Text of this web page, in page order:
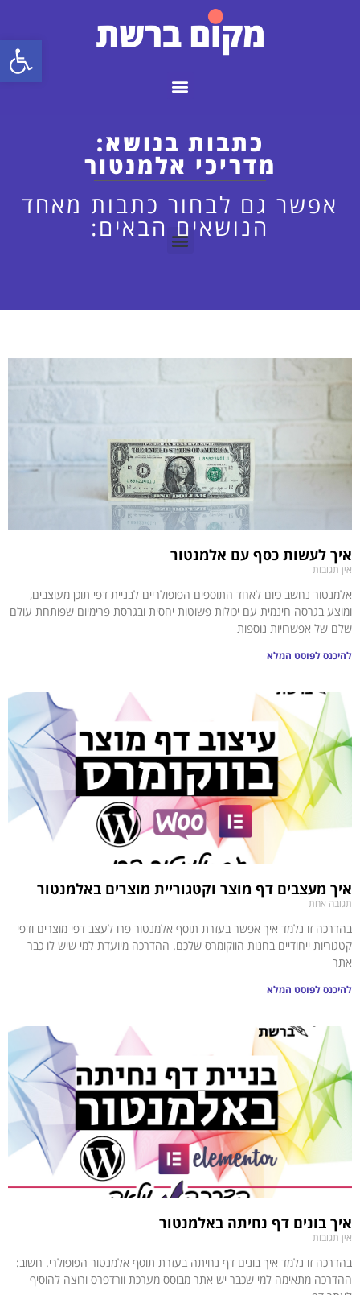
כתבות בנושא:
מדריכי אלמנטור
אפשר גם לבחור כתבות מאחד
הנושאים הבאים:
איך לעשות כסף עם אלמנטור
אין תגובות
אלמנטור נחשב כיום לאחד התוספים הפופולריים לבניית דפי תוכן מעוצבים,
ומוצע בגרסה חינמית עם יכולות פשוטות יחסית ובגרסת פרימיום שפותחת עולם
שלם של אפשרויות נוספות
להיכנס לפוסט המלא
איך מעצבים דף מוצר וקטגוריית מוצרים באלמנטור
תגובה אחת
בהדרכה זו נלמד איך אפשר בעזרת תוסף אלמנטור פרו לעצב דפי מוצרים ודפי
קטגוריות ייחודיים בחנות הווקומרס שלכם. ההדרכה מיועדת למי שיש לו כבר
אתר
להיכנס לפוסט המלא
איך בונים דף נחיתה באלמנטור
אין תגובות
בהדרכה זו נלמד איך בונים דף נחיתה בעזרת תוסף אלמנטור הפופולרי. חשוב:
ההדרכה מתאימה למי שכבר יש אתר מבוסס מערכת וורדפרס ורוצה להוסיף